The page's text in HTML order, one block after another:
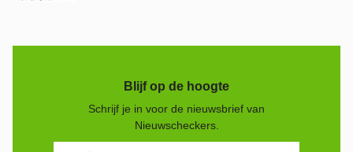
Blijf op de hoogte
Schrijf je in voor de nieuwsbrief van
Nieuwscheckers.